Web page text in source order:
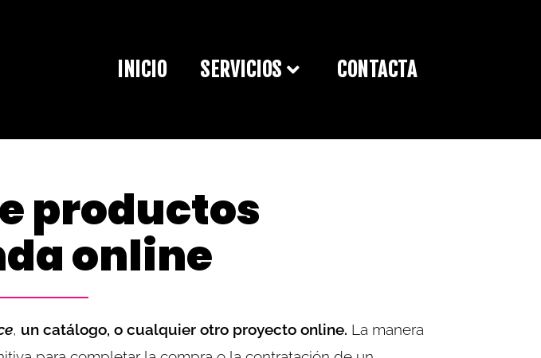
INICIO SERVICIOS CONTACTA
productos
online
, un catálogo, o cualquier otro proyecto online. La manera